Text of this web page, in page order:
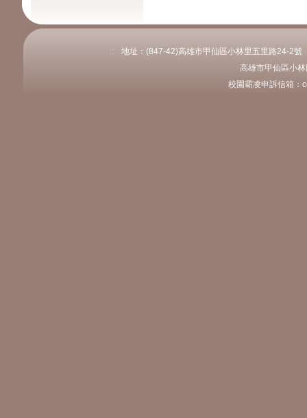
:::
地址：(847-42)高雄市甲仙區小林里五里路24-2
高雄市甲仙區小
校園霸凌申訴信箱：